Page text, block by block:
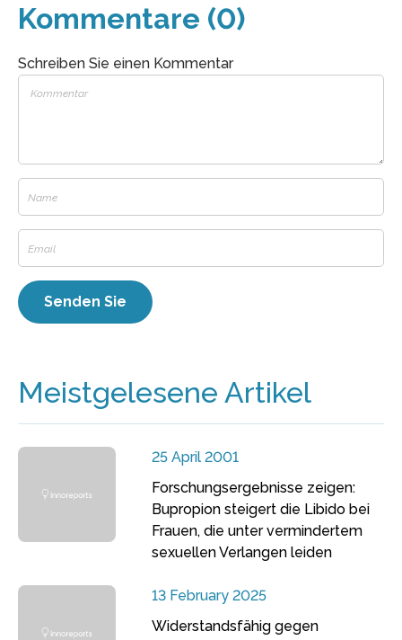
Kommentare (0)
Schreiben Sie einen Kommentar
Meistgelesene Artikel
25 April 2001
Forschungsergebnisse zeigen:
Bupropion steigert die Libido bei
Frauen, die unter vermindertem
sexuellen Verlangen leiden
13 February 2025
Widerstandsfähig gegen